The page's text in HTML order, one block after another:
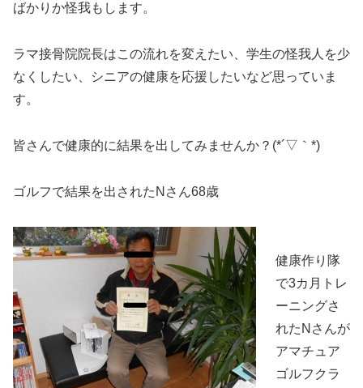
ばかりか怪我もします。
ラマ接骨院院長はこの流れを変えたい、学生の怪我人を少
なくしたい、シニアの健康を応援したいなど思っていま
す。
皆さんで健康的に結果を出してみませんか？(*´▽｀*)
ゴルフで結果を出されたNさん68歳
健康作り隊
で3カ月トレ
ーニングさ
れたNさんが
アマチュア
ゴルフクラ